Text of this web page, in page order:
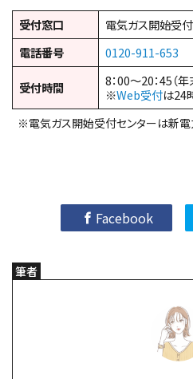
受付窓口
電気ガス開始受
電話番号
0120-911-653
受付時間
8：00～20：45（年
※Web受付は24
※電気ガス開始受付センターは新電
Facebook
筆者